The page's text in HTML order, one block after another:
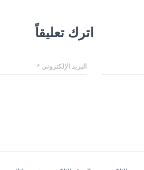
اترك تعليقاً
البريد الإلكتروني*